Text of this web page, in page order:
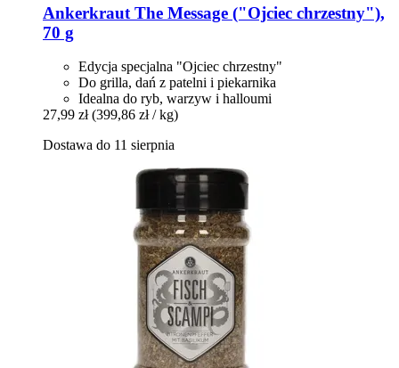
Ankerkraut The Message ("Ojciec chrzestny"),
70 g
Edycja specjalna "Ojciec chrzestny"
Do grilla, dań z patelni i piekarnika
Idealna do ryb, warzyw i halloumi
27,99 zł (399,86 zł / kg)
Dostawa do 11 sierpnia